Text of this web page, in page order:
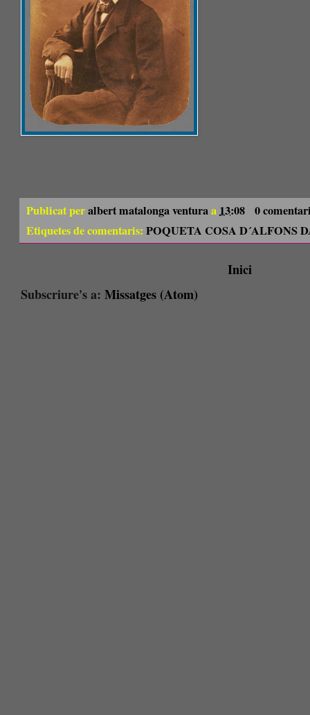
Publicat peralbert matalonga venturaa 13:08 0
Etiquetes de comentaris: POQUETA COSA D´ALFONS
Inici
Subscriure's a: Missatges (Atom)